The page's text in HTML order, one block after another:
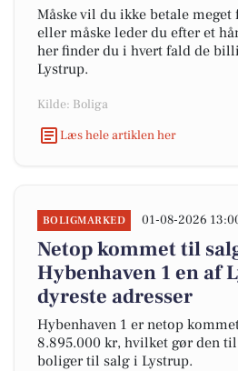
Måske vil du ikke betale
eller måske leder du efter et
her finder du i hvert fald de
Lystrup.
Kilde: Boliga
Læs hele artiklen her
BOLIGMARKED 01-08-2026
Netop kommet til
Hybenhaven 1 en af
dyreste adresser
Hybenhaven 1 er netop
8.895.000 kr, hvilket gør den
boliger til salg i Lystrup.